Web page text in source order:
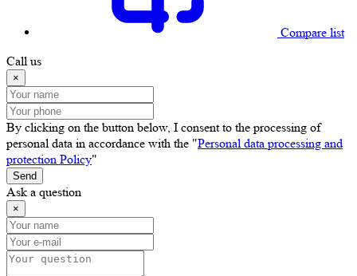
Compare list
Call us
×
By clicking on the button below, I consent to the processing of
personal data in accordance with the "Personal data processing and
protection Policy"
Send
Ask a question
×